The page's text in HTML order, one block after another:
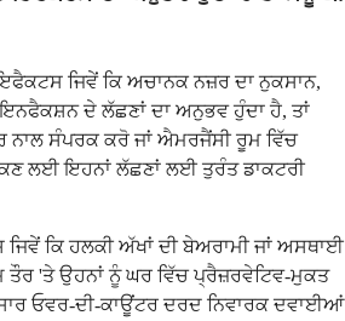
ਜਿਵੇਂ ਕਿ ਅਚਾਨਕ ਨਜ਼ਰ ਦਾ ਨੁਕਸਾਨ,
ਦੇ ਲੱਛਣਾਂ ਦਾ ਅਨੁਭਵ ਹੁੰਦਾ ਹੈ, ਤਾਂ
ਸੰਪਰਕ ਕਰੋ ਜਾਂ ਐਮਰਜੈਂਸੀ ਰੂਮ ਵਿੱਚ
ਲਈ ਇਹਨਾਂ ਲੱਛਣਾਂ ਲਈ ਤੁਰੰਤ ਡਾਕਟਰੀ
ਕਿ ਹਲਕੀ ਅੱਖਾਂ ਦੀ ਬੇਅਰਾਮੀ ਜਾਂ ਅਸਥਾਈ
'ਤੇ ਉਹਨਾਂ ਨੂੰ ਘਰ ਵਿੱਚ ਪ੍ਰੈਜ਼ਰਵੇਟਿਵ-ਮੁਕਤ
ਓਵਰ-ਦੀ-ਕਾਊਂਟਰ ਦਰਦ ਨਿਵਾਰਕ ਦਵਾਈਆਂ